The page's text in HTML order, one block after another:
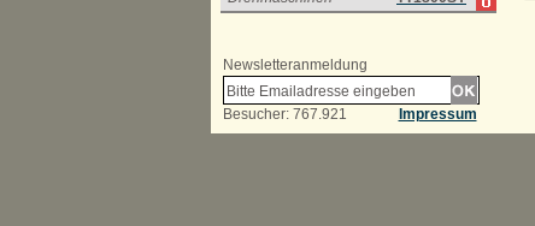
Newsletteranmeldung
Impressum
Besucher: 767.921